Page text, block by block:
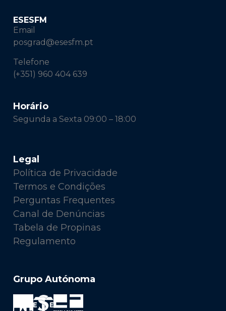
ESESFM
Email
posgrad@esesfm.pt
Telefone
(+351) 960 404 639
Horário
Segunda a Sexta 09:00 – 18:00
Legal
Política de Privacidade
Termos e Condições
Perguntas Frequentes
Canal de Denúncias
Tabela de Propinas
Regulamento
Grupo Autónoma